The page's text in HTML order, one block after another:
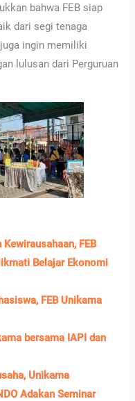
bahwa FEB siap
dari segi tenaga
ingin memiliki
lulusan dari Perguruan
FEB
Belajar Ekonomi
FEB Unikama
bersama IAPI dan
Unikama
Adakan Seminar